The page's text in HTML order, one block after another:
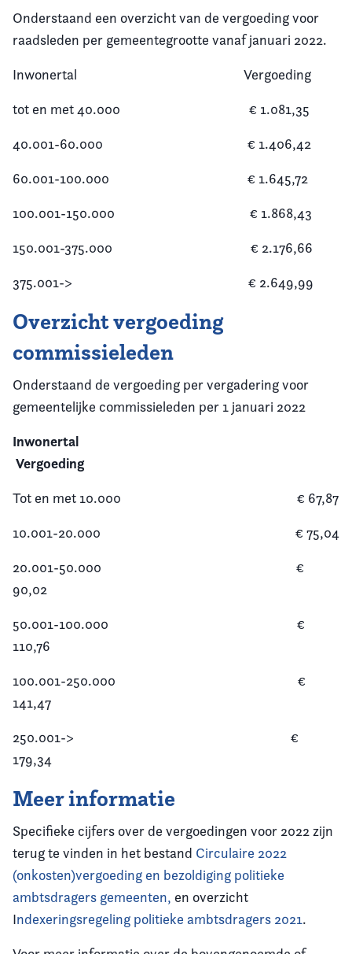
Onderstaand een overzicht van de vergoeding voor
raadsleden per gemeentegrootte vanaf januari 2022.
Inwonertal Vergoeding
tot en met 40.000 € 1.081,35
40.001-60.000 € 1.406,42
60.001-100.000 € 1.645,72
100.001-150.000 € 1.868,43
150.001-375.000 € 2.176,66
375.001-> € 2.649,99
Overzicht vergoeding
commissieleden
Onderstaand de vergoeding per vergadering voor
gemeentelijke commissieleden per 1 januari 2022
Inwonertal
Vergoeding
Tot en met 10.000 € 67,87
10.001-20.000 € 75,04
20.001-50.000 €
90,02
50.001-100.000 €
110,76
100.001-250.000 €
141,47
250.001-> €
179,34
Meer informatie
Specifieke cijfers over de vergoedingen voor 2022 zijn
terug te vinden in het bestand Circulaire 2022
(onkosten)vergoeding en bezoldiging politieke
ambtsdragers gemeenten, en overzicht
Indexeringsregeling politieke ambtsdragers 2021.